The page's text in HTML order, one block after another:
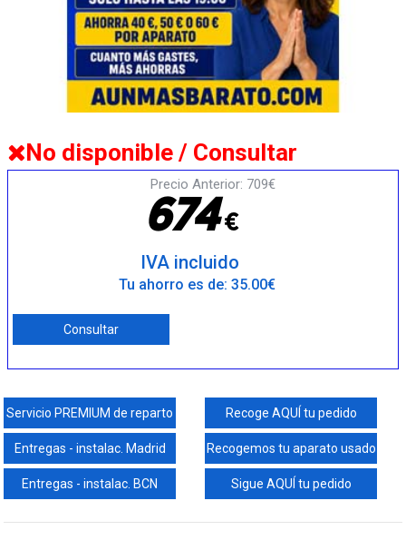
No disponible / Consultar
Precio Anterior: 709€
674€
IVA incluido
Tu ahorro es de: 35.00€
Consultar
Servicio PREMIUM de reparto Recoge AQUÍ tu pedido
Entregas - instalac. Madrid Recogemos tu aparato usado
Entregas - instalac. BCN Sigue AQUÍ tu pedido